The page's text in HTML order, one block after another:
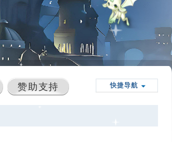
快捷导航
赞助支持